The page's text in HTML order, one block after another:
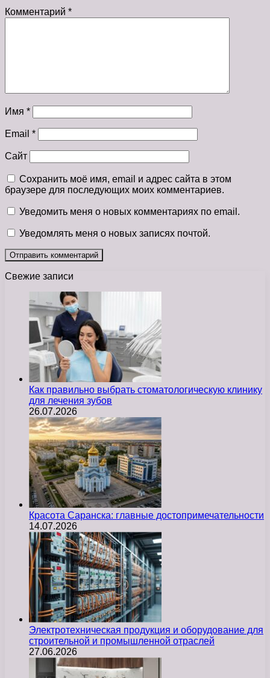
Комментарий *
Имя *
Email *
Сайт
Сохранить моё имя, email и адрес сайта в этом
браузере для последующих моих комментариев.
Уведомить меня о новых комментариях по email.
Уведомлять меня о новых записях почтой.
Свежие записи
Как правильно выбрать стоматологическую клинику
для лечения зубов
26.07.2026
Красота Саранска: главные достопримечательности
14.07.2026
Электротехническая продукция и оборудование для
строительной и промышленной отраслей
27.06.2026